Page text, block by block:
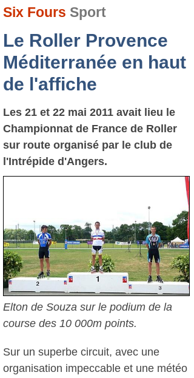
Six Fours Sport
Le Roller Provence
Méditerranée en haut
de l'affiche
Les 21 et 22 mai 2011 avait lieu le
Championnat de France de Roller
sur route organisé par le club de
l'Intrépide d'Angers.
Elton de Souza sur le podium de la
course des 10 000m points.
Sur un superbe circuit, avec une
organisation impeccable et une météo